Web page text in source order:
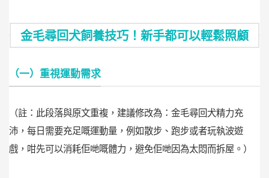
金毛尋回犬飼養技巧！新手都可以輕鬆照顧
（一）重視運動需求
（註：此段落與原文重複，建議修改為：金毛尋回犬精力充
沛，每日需要充足嘅運動量，例如散步、跑步或者玩執波遊
戲，咁先可以消耗佢哋嘅體力，避免佢哋因為太悶而拆屋。）